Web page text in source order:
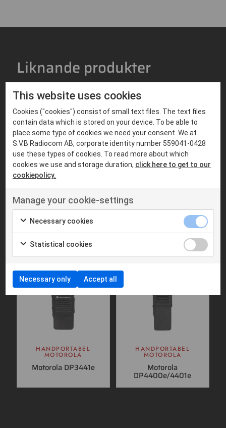
Liknande produkter
HANDPORTABEL
MOTOROLA
Motorola
MOTOROLA
DP4800e/4801e
HANDPORTABEL
MOTOROLA
Motorola DP3441e
HANDPORTABEL
MOTOROLA
Motorola
DP4400e/4401e
This website uses cookies
Cookies ("cookies") consist of small text files. The text files
contain data which is stored on your device. To be able to
place some type of cookies we need your consent. We at
S.V.B Radiocom AB, corporate identity number 559041-0428
use these types of cookies. To read more about which
cookies we use and storage duration, click here to get to our
cookiepolicy.
Manage your cookie-settings
Necessary cookies
Statistical cookies
Necessary only Accept all